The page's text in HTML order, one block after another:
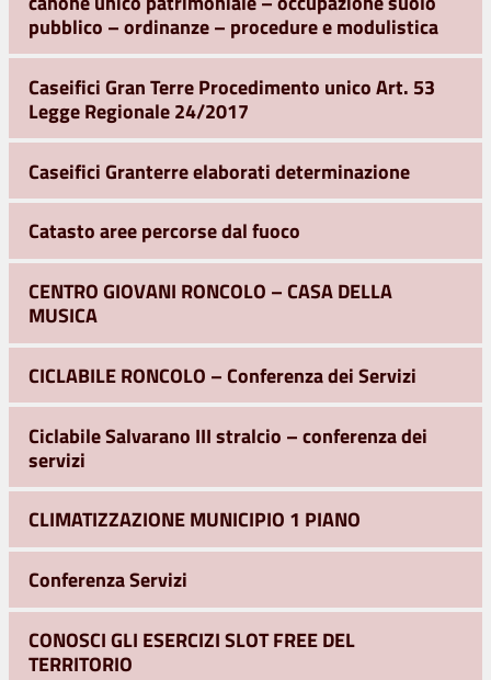
pubblico – ordinanze – procedure e modulistica
Caseifici Gran Terre Procedimento unico Art. 53
Legge Regionale 24/2017
Caseifici Granterre elaborati determinazione
Catasto aree percorse dal fuoco
CENTRO GIOVANI RONCOLO – CASA DELLA
MUSICA
CICLABILE RONCOLO – Conferenza dei Servizi
Ciclabile Salvarano III stralcio – conferenza dei
servizi
CLIMATIZZAZIONE MUNICIPIO 1 PIANO
Conferenza Servizi
CONOSCI GLI ESERCIZI SLOT FREE DEL
TERRITORIO